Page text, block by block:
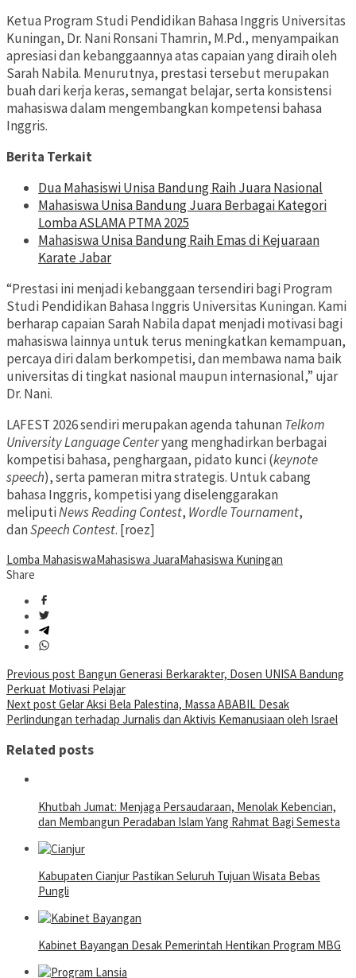
Ketua Program Studi Pendidikan Bahasa Inggris Universitas
Kuningan, Dr. Nani Ronsani Thamrin, M.Pd., menyampaikan
apresiasi dan kebanggaannya atas capaian yang diraih oleh
Sarah Nabila. Menurutnya, prestasi tersebut merupakan
buah dari kerja keras, semangat belajar, serta konsistensi
mahasiswa dalam mengembangkan kompetensi bahasa
Inggris.
Berita Terkait
Dua Mahasiswi Unisa Bandung Raih Juara Nasional
Mahasiswa Unisa Bandung Juara Berbagai Kategori
Lomba ASLAMA PTMA 2025
Mahasiswa Unisa Bandung Raih Emas di Kejuaraan
Karate Jabar
“Prestasi ini menjadi kebanggaan tersendiri bagi Program
Studi Pendidikan Bahasa Inggris Universitas Kuningan. Kami
berharap capaian Sarah Nabila dapat menjadi motivasi bagi
mahasiswa lainnya untuk terus meningkatkan kemampuan,
percaya diri dalam berkompetisi, dan membawa nama baik
universitas di tingkat nasional maupun internasional,” ujar
Dr. Nani.
LAFEST 2026 sendiri merupakan agenda tahunanTelkom
University Language Centeryang menghadirkan berbagai
kompetisi bahasa, penghargaan, pidato kunci (keynote
speech), serta pameran mitra strategis. Untuk cabang
bahasa Inggris, kompetisi yang diselenggarakan
meliputiNews Reading Contest, Wordle Tournament,
danSpeech Contest. [roez]
Lomba MahasiswaMahasiswa JuaraMahasiswa Kuningan
Share
Post
navigation
Previous post Bangun Generasi Berkarakter, Dosen UNISA Bandung
Perkuat Motivasi Pelajar
Next post Gelar Aksi Bela Palestina, Massa ABABIL Desak
Perlindungan terhadap Jurnalis dan Aktivis Kemanusiaan oleh Israel
Related posts
Khutbah Jumat: Menjaga Persaudaraan, Menolak Kebencian,
dan Membangun Peradaban Islam Yang Rahmat Bagi Semesta
Kabupaten Cianjur Pastikan Seluruh Tujuan Wisata Bebas
Pungli
Kabinet Bayangan Desak Pemerintah Hentikan Program MBG